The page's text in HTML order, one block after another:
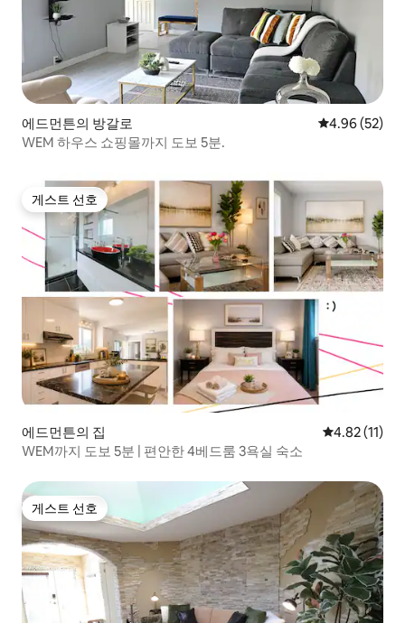
에드먼튼의 방갈로 평점 4.96점(5
4.96 (52)
WEM 하우스 쇼핑몰까지 도보 5분.
게스트 선호
게스트 선호
에드먼튼의 집 평점 4.82점
4.82 (11)
WEM까지 도보 5분 | 편안한 4베드룸 3욕실 숙소
게스트 선호
게스트 선호